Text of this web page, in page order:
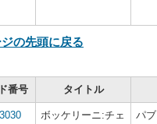
の先頭に戻る
番号 タイトル
ボッケリーニ:チェ
パ